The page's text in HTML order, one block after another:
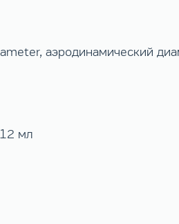
аэродинамический
мл